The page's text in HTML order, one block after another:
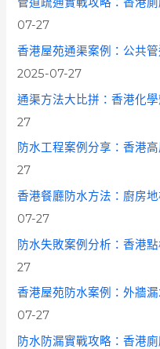
07-27
香港屋苑通渠案例：公共
2025-07-27
通渠方法大比拼：香港化
27
防水工程案例分享：香港
27
香港餐廳防水方法：廚房
07-27
防水失敗案例分析：香港
27
香港屋苑防水案例：外牆
07-27
防水防漏實戰攻略：香港